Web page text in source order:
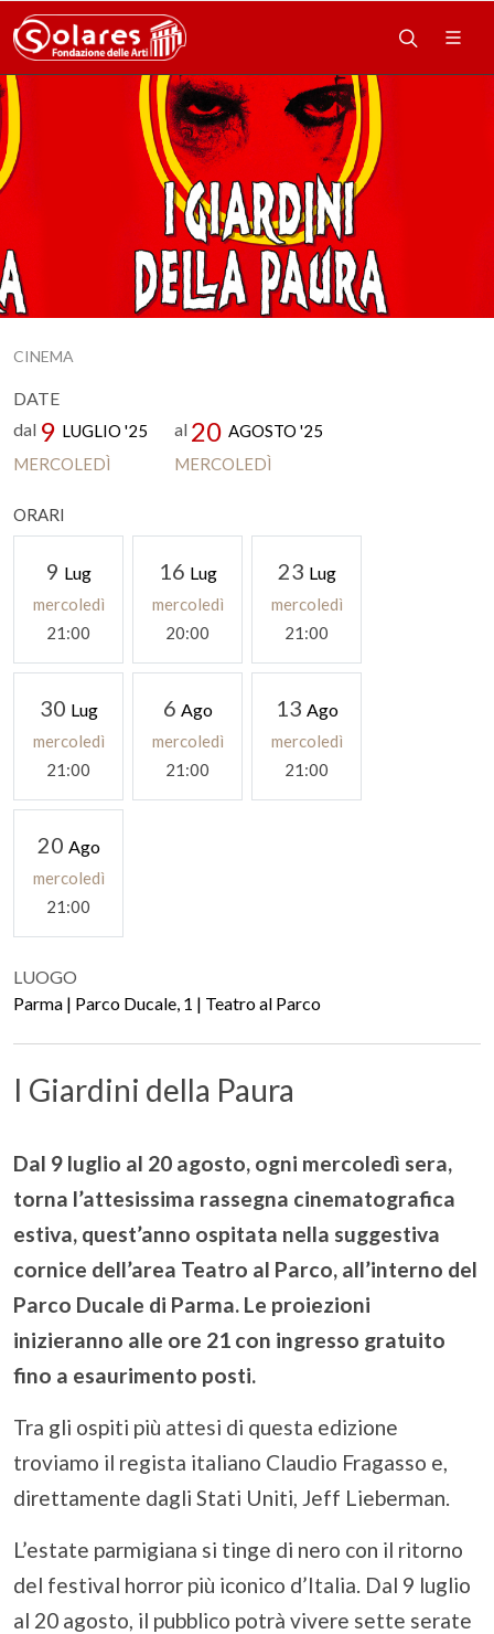
CINEMA
DATE
dal 9 LUGLIO '25
MERCOLEDÌ
al 20 AGOSTO '25
MERCOLEDÌ
ORARI
9 Lug
mercoledì
21:00
16 Lug
mercoledì
20:00
23 Lug
mercoledì
21:00
30 Lug
mercoledì
21:00
6 Ago
mercoledì
21:00
13 Ago
mercoledì
21:00
20 Ago
mercoledì
21:00
LUOGO
Parma | Parco Ducale, 1 | Teatro al Parco
I Giardini della Paura
Dal 9 luglio al 20 agosto, ogni mercoledì sera,
torna l’attesissima rassegna cinematografica
estiva, quest’anno ospitata nella suggestiva
cornice dell’area Teatro al Parco, all’interno del
Parco Ducale di Parma. Le proiezioni
inizieranno alle ore 21 con ingresso gratuito
fino a esaurimento posti.
Tra gli ospiti più attesi di questa edizione
troviamo il regista italiano Claudio Fragasso e,
direttamente dagli Stati Uniti, Jeff Lieberman.
L’estate parmigiana si tinge di nero con il ritorno
del festival horror più iconico d’Italia. Dal 9 luglio
al 20 agosto, il pubblico potrà vivere sette serate